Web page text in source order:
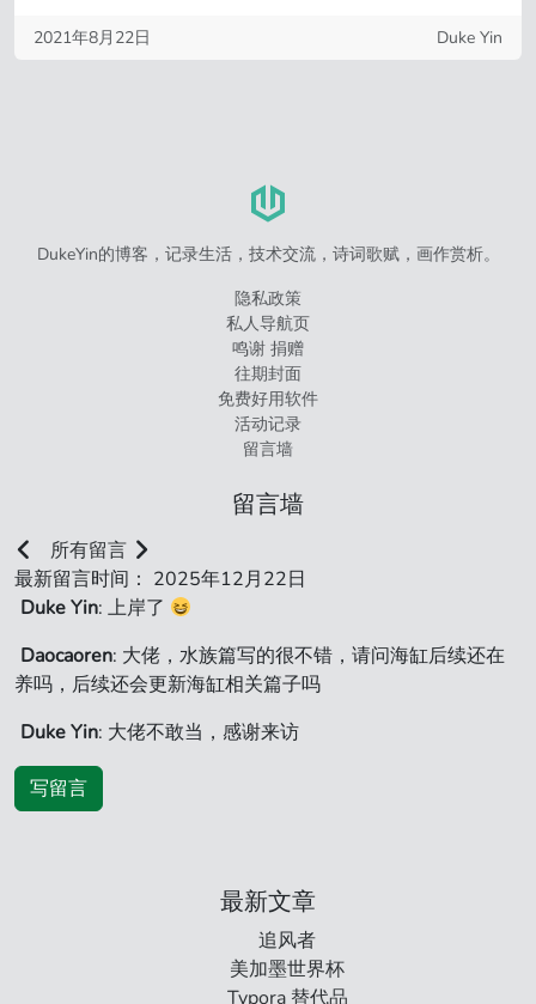
2021年8月22日 Duke Yin
DukeYin的博客，记录生活，技术交流，诗词歌赋，画作赏析。
隐私政策
私人导航页
鸣谢 捐赠
往期封面
免费好用软件
活动记录
留言墙
留言墙
所有留言
最新留言时间： 2025年12月22日
Duke Yin: 上岸了
Daocaoren: 大佬，水族篇写的很不错，请问海缸后续还在
养吗，后续还会更新海缸相关篇子吗
Duke Yin: 大佬不敢当，感谢来访
写留言
最新文章
追风者
美加墨世界杯
Typora 替代品